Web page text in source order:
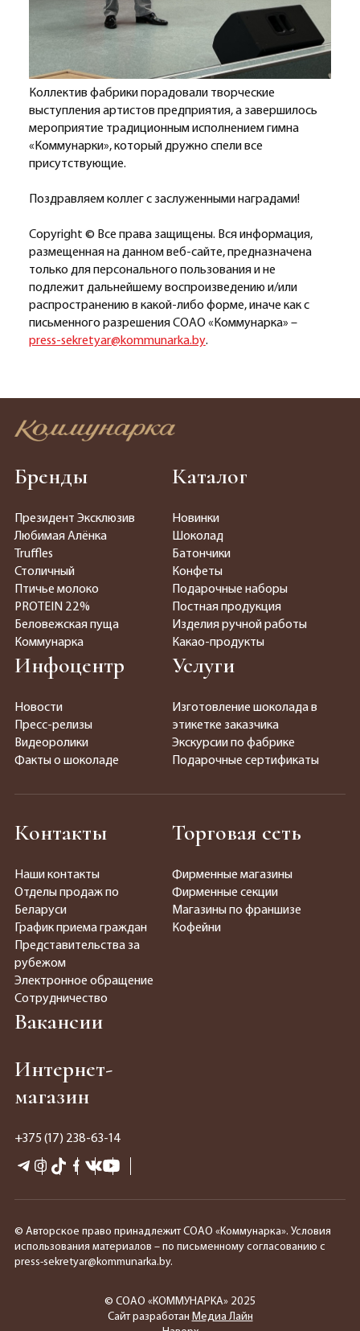
Коллектив фабрики порадовали творческие
выступления артистов предприятия, а завершилось
мероприятие традиционным исполнением гимна
«Коммунарки», который дружно спели все
присутствующие.
Поздравляем коллег с заслуженными наградами!
Copyright © Все права защищены. Вся информация,
размещенная на данном веб-сайте, предназначена
только для персонального пользования и не
подлежит дальнейшему воспроизведению и/или
распространению в какой-либо форме, иначе как с
письменного разрешения СОАО «Коммунарка» –
press-sekretyar@kommunarka.by.
Бренды
Президент Эксклюзив
Любимая Алёнка
Truffles
Столичный
Птичье молоко
PROTEIN 22%
Беловежская пуща
Коммунарка
Каталог
Новинки
Шоколад
Батончики
Конфеты
Подарочные наборы
Постная продукция
Изделия ручной работы
Какао-продукты
Инфоцентр
Новости
Пресс-релизы
Видеоролики
Факты о шоколаде
Услуги
Изготовление шоколада в
этикетке заказчика
Экскурсии по фабрике
Подарочные сертификаты
Контакты
Наши контакты
Отделы продаж по
Беларуси
График приема граждан
Представительства за
рубежом
Электронное обращение
Сотрудничество
Торговая сеть
Фирменные магазины
Фирменные секции
Магазины по франшизе
Кофейни
Вакансии
Интернет-
магазин
+375 (17) 238-63-14
© Авторское право принадлежит СОАО «Коммунарка». Условия
использования материалов – по письменному согласованию с
press-sekretyar@kommunarka.by.
© СОАО «КОММУНАРКА» 2025
Сайт разработан Медиа Лайн